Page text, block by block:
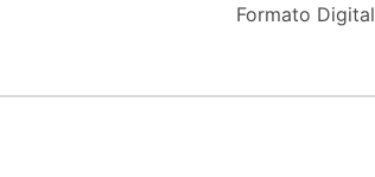
Formato